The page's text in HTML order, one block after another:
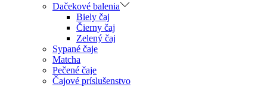
Dačekové balenia
Biely čaj
Čierny čaj
Zelený čaj
Sypané čaje
Matcha
Pečené čaje
Čajové príslušenstvo